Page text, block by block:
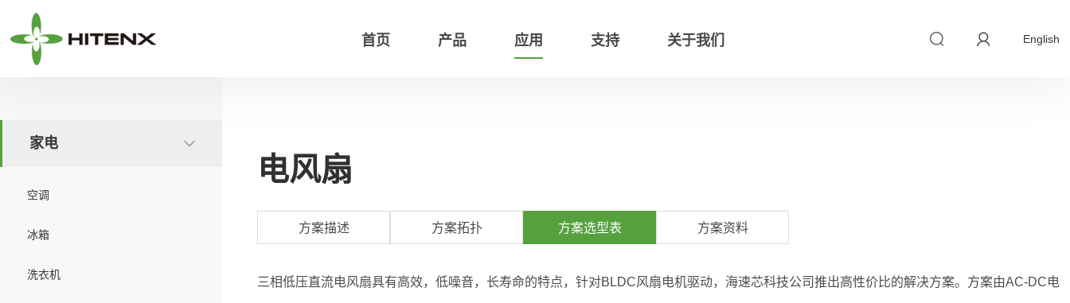
首页 产品 应用 支持 关于我们 English
家电
空调
冰箱
洗衣机
电风扇
方案描述 方案拓扑 方案选型表 方案资料
三相低压直流电风扇具有高效，低噪音，长寿命的特点，针对BLDC风扇电机驱动，海速芯科技公司推出高性价比的解决方案。方案由AC-DC电